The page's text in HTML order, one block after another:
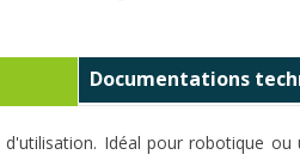
Documentations
Idéal pour robotique